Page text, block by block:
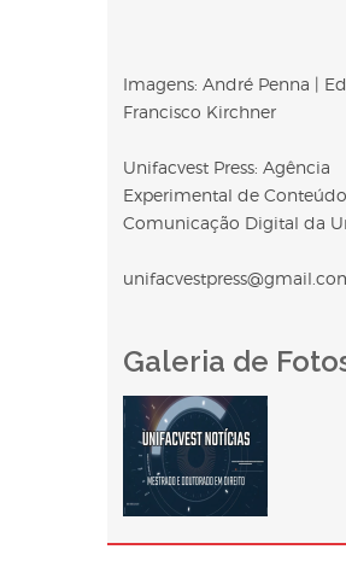
Imagens: André Penna |
Francisco Kirchner
Unifacvest Press: Agência
Experimental de
Comunicação Digital da
Galeria de